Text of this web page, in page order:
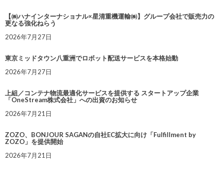
【㈱ハナインターナショナル×星清重機運輸㈱】グループ会社で販売力の
更なる強化ねらう
2026年7月27日
東京ミッドタウン八重洲でロボット配送サービスを本格始動
2026年7月27日
上組／コンテナ物流最適化サービスを提供する スタートアップ企業
「OneStream株式会社」への出資のお知らせ
2026年7月21日
ZOZO、BONJOUR SAGANの自社EC拡大に向け「Fulfillment by
ZOZO」を提供開始
2026年7月21日